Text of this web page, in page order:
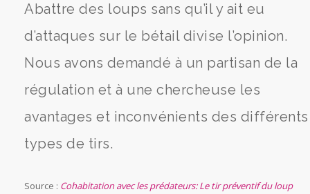
Abattre des loups sans qu’il y ait eu
d’attaques sur le bétail divise l’opinion.
Nous avons demandé à un partisan de la
régulation et à une chercheuse les
avantages et inconvénients des différents
types de tirs.
Source : Cohabitation avec les prédateurs: Le tir préventif du loup